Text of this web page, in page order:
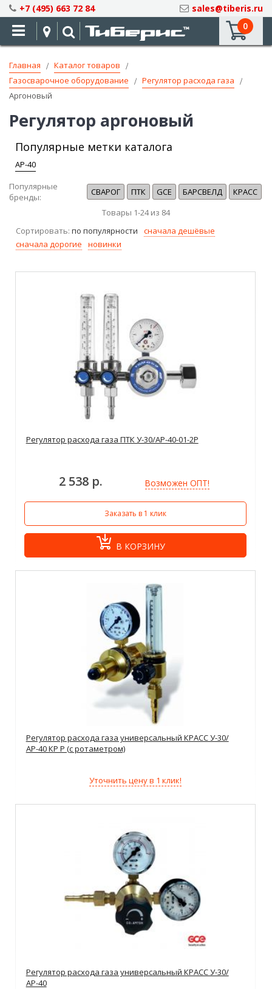
Skip
to
Content
+7 (495) 663 72 84
sales@tiberis.ru
0
Главная
Каталог товаров
Газосварочное оборудование
Регулятор расхода газа
Аргоновый
Регулятор аргоновый
Популярные метки каталога
АР-40
Популярные
бренды:
СВАРОГ ПТК GCE БАРСВЕЛД
КРАСС
Товары 1-24из 84
Сортировать: по популярности
сначала дешёвые
сначала дорогие
новинки
Регулятор расхода газа ПТК У-30/АР-40-01-2Р
2 538 р. Возможен ОПТ!
Заказать в 1 клик
В КОРЗИНУ
Регулятор расхода газа универсальный КРАСС У-30/
АР-40 КР Р (с ротаметром)
Уточнить цену в 1 клик!
Регулятор расхода газа универсальный КРАСС У-30/
АР-40